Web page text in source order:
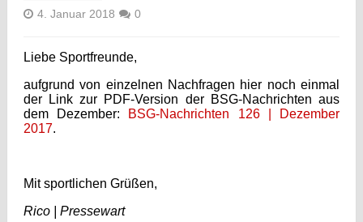
4. Januar 2018 0
Liebe Sportfreunde,
aufgrund von einzelnen Nachfragen hier noch einmal
der Link zur PDF-Version der BSG-Nachrichten aus
dem Dezember: BSG-Nachrichten 126 | Dezember
2017.
Mit sportlichen Grüßen,
Rico | Pressewart